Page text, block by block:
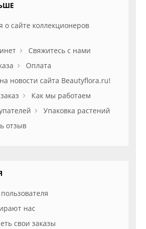
сайте коллекционеров
Свяжитесь с нами
Оплата
новости сайта Beautyflora.ru!
Как мы работаем
Упаковка растений
отзыв
нас
свои заказы